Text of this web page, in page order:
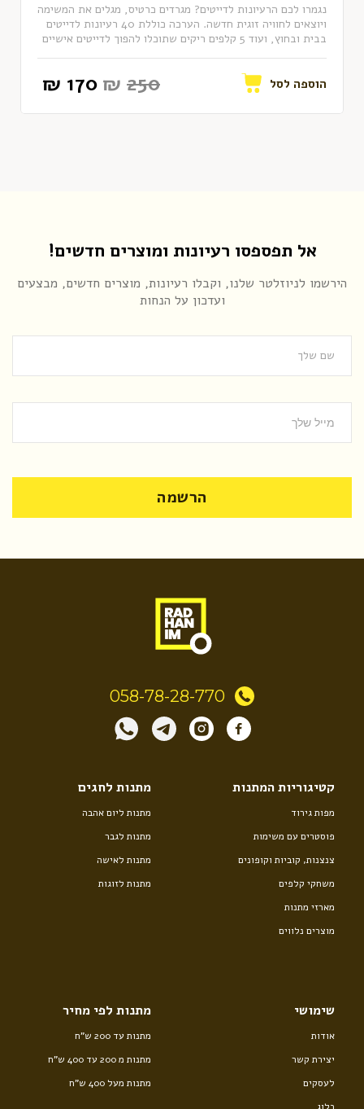
נגמרו לכם הרעיונות לדייטים? מגרדים כרטיס, מגלים את המשימה
ויוצאים לחוויה זוגית חדשה. הערכה כוללת 40 רעיונות לדייטים
בבית ובחוץ, ועוד 5 קלפים ריקים שתוכלו להפוך לדייטים אישיים
במתנה מתנה מושלמת ליום נישואין, יום הולדת או סתם כדי
להפתיע.פשוט מגרדים, מגלים... ויוצאים להרפתקה זוגית חדשה!
משלוח חינם עד הבית לזמן מוגבל! 🎁 מתנה מושלמת | 💯
הוספה לסל 250
₪
170 ₪
אל תפספסו רעיונות ומוצרים חדשים!
הירשמו לניוזלטר שלנו, וקבלו רעיונות, מוצרים חדשים, מבצעים
ועדכון על הנחות
הרשמה
058-78-28-770
שימושי
אודות
יצירת קשר
לעסקים
בלוג
מתנות לחגים
מתנות ליום אהבה
מתנות לגבר
מתנות לאישה
מתנות לזוגות
קטיגוריות המתנות
מפות גירוד
פוסטרים עם משימות
צנצנות, קוביות וקופונים
משחקי קלפים
מארזי מתנות
מוצרים נלווים
מתנות לפי מחיר
מתנות עד 200 ש”ח
מתנות מ 200 עד 400 ש”ח
מתנות מעל 400 ש”ח